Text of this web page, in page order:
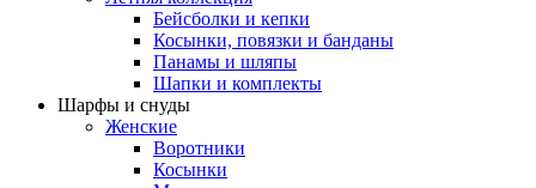
Бейсболки и кепки
Косынки, повязки и банданы
Панамы и шляпы
Шапки и комплекты
Шарфы и снуды
Женские
Воротники
Косынки